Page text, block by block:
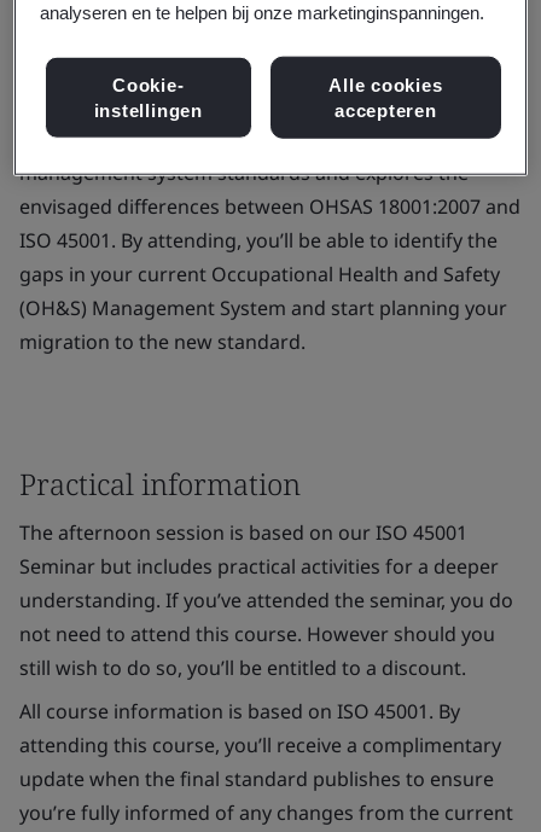
Are you already familiar with OHSAS 18001:2007 and
want to find out about ISO 45001? This course
introduces you to the new ISO high level structure for
management system standards and explores the
envisaged differences between OHSAS 18001:2007 and
ISO 45001. By attending, you’ll be able to identify the
gaps in your current Occupational Health and Safety
(OH&S) Management System and start planning your
migration to the new standard.
Practical information
The afternoon session is based on our ISO 45001
Seminar but includes practical activities for a deeper
understanding. If you’ve attended the seminar, you do
not need to attend this course. However should you
still wish to do so, you’ll be entitled to a discount.
All course information is based on ISO 45001. By
attending this course, you’ll receive a complimentary
update when the final standard publishes to ensure
you’re fully informed of any changes from the current
analyseren en te helpen bij onze marketinginspanningen.
Cookie-
instellingen
Alle cookies
accepteren